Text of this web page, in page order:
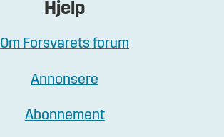
Hjelp
Om Forsvarets forum
Annonsere
Abonnement